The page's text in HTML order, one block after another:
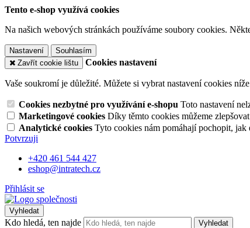
Tento e-shop využívá cookies
Na našich webových stránkách používáme soubory cookies.
Nastavení
Souhlasím
Zavřít cookie lištu
Cookies nastavení
Vaše soukromí je důležité. Můžete si vybrat nastavení cookies
Cookies nezbytné pro využívání e-shopu Toto nastavení
Marketingové cookies Díky těmto cookies můžeme
Analytické cookies Tyto cookies nám pomáhají pochopit,
Potvrzuji
+420 461 544 427
eshop@intratech.cz
Přihlásit se
Vyhledat
Kdo hledá, ten najde Vyhledat